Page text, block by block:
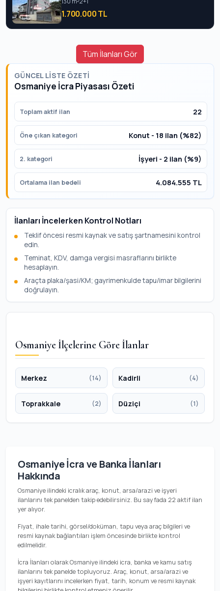
1.700.000 TL
Tüm İlanları Gör
GÜNCEL LISTE ÖZETI
Osmaniye İcra Piyasası Özeti
Toplam aktif ilan 22
Öne çıkan kategori Konut - 18 ilan (%82)
2. kategori İşyeri - 2 ilan (%9)
Ortalama ilan bedeli 4.084.555 TL
İlanları İncelerken Kontrol Notları
Teklif öncesi resmi kaynak ve satış şartnamesini kontrol
edin.
Teminat, KDV, damga vergisi masraflarını birlikte
hesaplayın.
Araçta plaka/şasi/KM; gayrimenkulde tapu/imar bilgilerini
doğrulayın.
Osmaniye İlçelerine Göre İlanlar
Merkez (14) Kadirli (4)
Toprakkale (2) Düziçi (1)
Osmaniye İcra ve Banka İlanları
Hakkında
Osmaniye ilindeki icralık araç, konut, arsa/arazi ve işyeri
ilanlarını tek panelden takip edebilirsiniz. Bu sayfada 22 aktif ilan
yer alıyor.
Fiyat, ihale tarihi, görsel/doküman, tapu veya araç bilgileri ve
resmi kaynak bağlantıları işlem öncesinde birlikte kontrol
edilmelidir.
İcra İlanları olarak Osmaniye ilindeki icra, banka ve kamu satış
ilanlarını tek panelde topluyoruz. Araç, konut, arsa/arazi ve
işyeri kayıtlarını incelerken fiyat, tarih, konum ve resmi kaynak